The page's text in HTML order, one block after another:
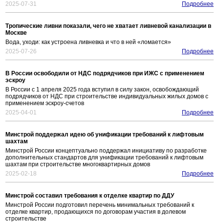
2025-07-31
Подробнее
Тропические ливни показали, чего не хватает ливневой канализации в
Москве
Вода, уходи: как устроена ливневка и что в ней «ломается»
2025-07-26
Подробнее
В России освободили от НДС подрядчиков при ИЖС с применением
эскроу
В России с 1 апреля 2025 года вступил в силу закон, освобождающий
подрядчиков от НДС при строительстве индивидуальных жилых домов с
применением эскроу-счетов
2025-04-01
Подробнее
Минстрой поддержал идею об унификации требований к лифтовым
шахтам
Минстрой России концептуально поддержал инициативу по разработке
дополнительных стандартов для унификации требований к лифтовым
шахтам при строительстве многоквартирных домов
2025-02-18
Подробнее
Минстрой составил требования к отделке квартир по ДДУ
Минстрой России подготовил перечень минимальных требований к
отделке квартир, продающихся по договорам участия в долевом
строительстве